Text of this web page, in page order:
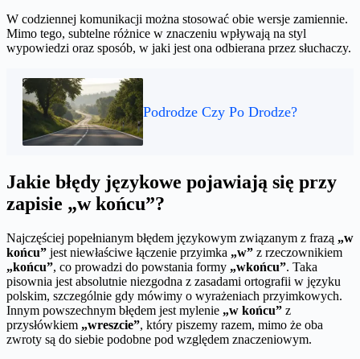
W codziennej komunikacji można stosować obie wersje zamiennie.
Mimo tego, subtelne różnice w znaczeniu wpływają na styl
wypowiedzi oraz sposób, w jaki jest ona odbierana przez słuchaczy.
Podrodze Czy Po Drodze?
Jakie błędy językowe pojawiają się przy
zapisie „w końcu”?
Najczęściej popełnianym błędem językowym związanym z frazą „w
końcu” jest niewłaściwe łączenie przyimka „w” z rzeczownikiem
„końcu”, co prowadzi do powstania formy „wkońcu”. Taka
pisownia jest absolutnie niezgodna z zasadami ortografii w języku
polskim, szczególnie gdy mówimy o wyrażeniach przyimkowych.
Innym powszechnym błędem jest mylenie „w końcu” z
przysłówkiem „wreszcie”, który piszemy razem, mimo że oba
zwroty są do siebie podobne pod względem znaczeniowym.